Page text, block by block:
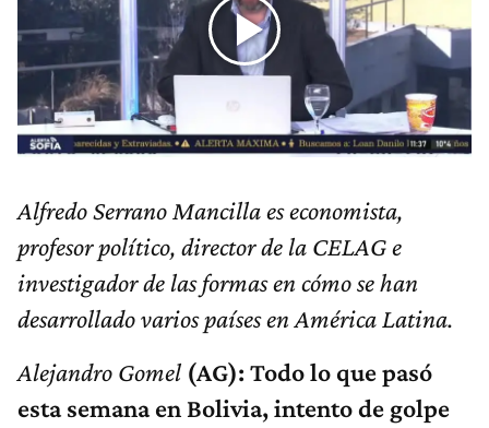
Alfredo Serrano Mancilla es economista,
profesor político, director de la CELAG e
investigador de las formas en cómo se han
desarrollado varios países en América Latina.
Alejandro Gomel (AG): Todo lo que pasó
esta semana en Bolivia, intento de golpe